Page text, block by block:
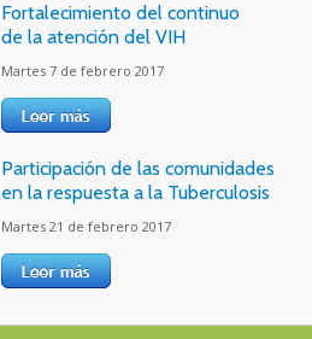
Fortalecimiento del continuo
de la atención del VIH
Martes 7 de febrero 2017
Participación de las comunidades
en la respuesta a la Tuberculosis
Martes 21 de febrero 2017